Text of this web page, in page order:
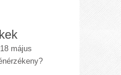
május